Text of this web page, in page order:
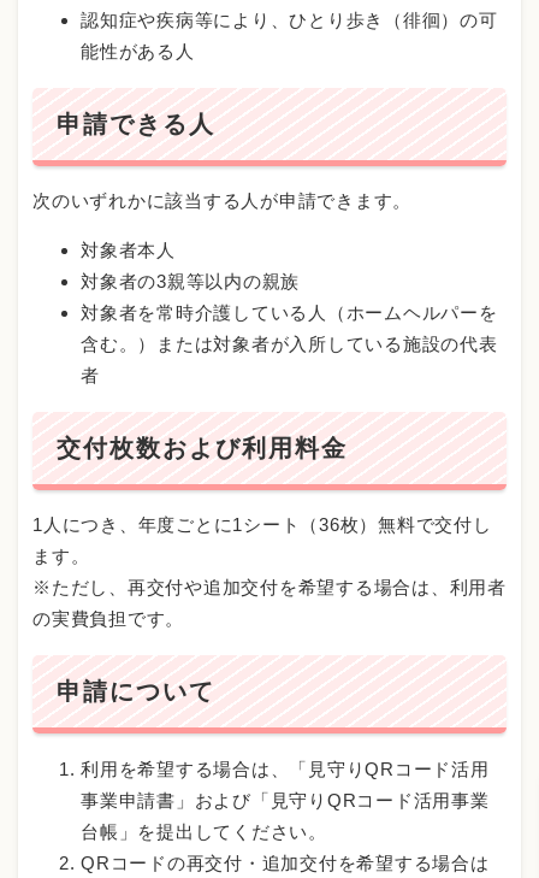
認知症や疾病等により、ひとり歩き（徘徊）の可
能性がある人
申請できる人
次のいずれかに該当する人が申請できます。
対象者本人
対象者の3親等以内の親族
対象者を常時介護している人（ホームヘルパーを
含む。）または対象者が入所している施設の代表
者
交付枚数および利用料金
1人につき、年度ごとに1シート（36枚）無料で交付し
ます。
※ただし、再交付や追加交付を希望する場合は、利用者
の実費負担です。
申請について
利用を希望する場合は、「見守りQRコード活用
事業申請書」および「見守りQRコード活用事業
台帳」を提出してください。
QRコードの再交付・追加交付を希望する場合は